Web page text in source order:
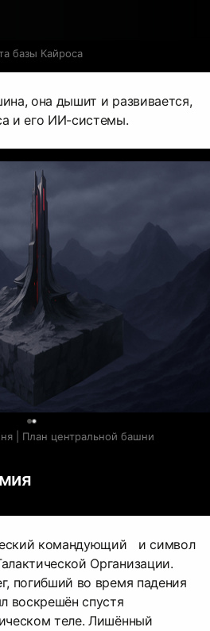
базы Кайроса
она дышит и развивается,
и его ИИ-системы.
| План центральной башни
командующий и символ
Организации.
погибший во время падения
воскрешён спустя
теле. Лишённый